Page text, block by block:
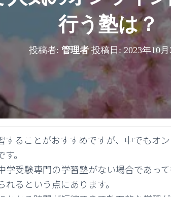
行う塾は？
投稿者: 管理者投稿日:2023年10月
ることがおすすめですが、中でもオ
。
受験専門の学習塾がない場合であって
るという点にあります。